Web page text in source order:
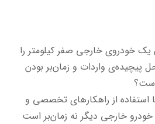
یک خودروی خارجی صفر کیلومتر را
پیچیده‌ی واردات و زمان‌بر بودن
از راهکارهای تخصصی و
خارجی دیگر نه زمان‌بر است